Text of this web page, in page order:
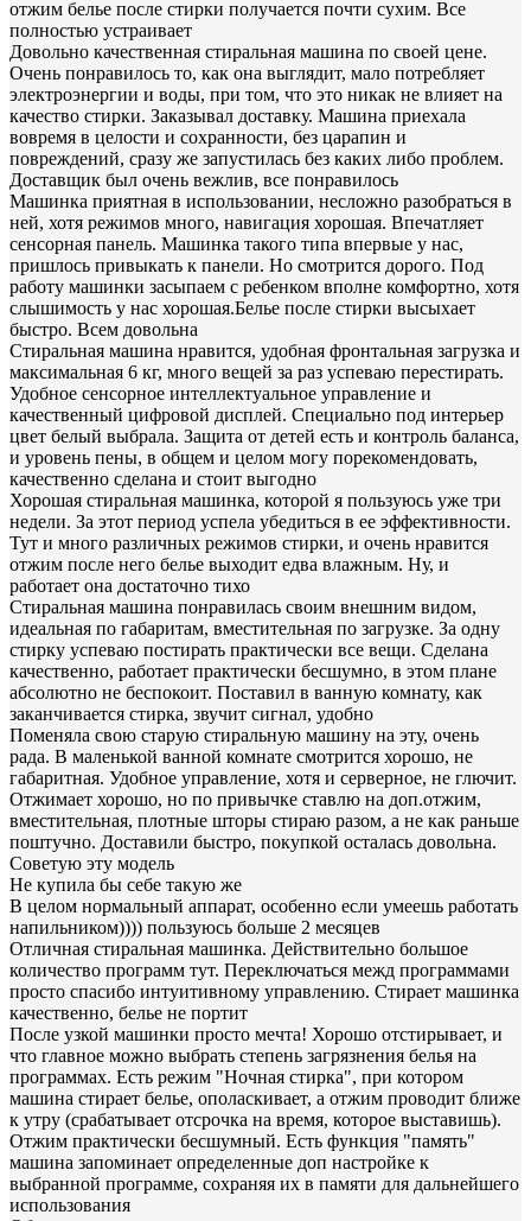
отжим белье после стирки получается почти сухим. Все
полностью устраивает
Довольно качественная стиральная машина по своей цене.
Очень понравилось то, как она выглядит, мало потребляет
электроэнергии и воды, при том, что это никак не влияет на
качество стирки. Заказывал доставку. Машина приехала
вовремя в целости и сохранности, без царапин и
повреждений, сразу же запустилась без каких либо проблем.
Доставщик был очень вежлив, все понравилось
Машинка приятная в использовании, несложно разобраться в
ней, хотя режимов много, навигация хорошая. Впечатляет
сенсорная панель. Машинка такого типа впервые у нас,
пришлось привыкать к панели. Но смотрится дорого. Под
работу машинки засыпаем с ребенком вполне комфортно, хотя
слышимость у нас хорошая.Белье после стирки высыхает
быстро. Всем довольна
Стиральная машина нравится, удобная фронтальная загрузка и
максимальная 6 кг, много вещей за раз успеваю перестирать.
Удобное сенсорное интеллектуальное управление и
качественный цифровой дисплей. Специально под интерьер
цвет белый выбрала. Защита от детей есть и контроль баланса,
и уровень пены, в общем и целом могу порекомендовать,
качественно сделана и стоит выгодно
Хорошая стиральная машинка, которой я пользуюсь уже три
недели. За этот период успела убедиться в ее эффективности.
Тут и много различных режимов стирки, и очень нравится
отжим после него белье выходит едва влажным. Ну, и
работает она достаточно тихо
Стиральная машина понравилась своим внешним видом,
идеальная по габаритам, вместительная по загрузке. За одну
стирку успеваю постирать практически все вещи. Сделана
качественно, работает практически бесшумно, в этом плане
абсолютно не беспокоит. Поставил в ванную комнату, как
заканчивается стирка, звучит сигнал, удобно
Поменяла свою старую стиральную машину на эту, очень
рада. В маленькой ванной комнате смотрится хорошо, не
габаритная. Удобное управление, хотя и серверное, не глючит.
Отжимает хорошо, но по привычке ставлю на доп.отжим,
вместительная, плотные шторы стираю разом, а не как раньше
поштучно. Доставили быстро, покупкой осталась довольна.
Советую эту модель
Не купила бы себе такую же
В целом нормальный аппарат, особенно если умеешь работать
напильником)))) пользуюсь больше 2 месяцев
Отличная стиральная машинка. Действительно большое
количество программ тут. Переключаться межд программами
просто спасибо интуитивному управлению. Стирает машинка
качественно, белье не портит
После узкой машинки просто мечта! Хорошо отстирывает, и
что главное можно выбрать степень загрязнения белья на
программах. Есть режим "Ночная стирка", при котором
машина стирает белье, ополаскивает, а отжим проводит ближе
к утру (срабатывает отсрочка на время, которое выставишь).
Отжим практически бесшумный. Есть функция "память"
машина запоминает определенные доп настройке к
выбранной программе, сохраняя их в памяти для дальнейшего
использования